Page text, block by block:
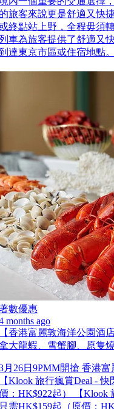
旅客來說更是舒適又快
終點站上野，全程毋須
車為旅客提供了舒適又
達東京市區或住宿地點
數優惠
months ago
香港富麗敦海洋公園酒
大龍蝦、雪蟹腳、原隻
月26日9PMM開搶 香港
Klook 旅行瘋賞Deal -
：HK$922起） 【Klook
需HK$159起（原價：